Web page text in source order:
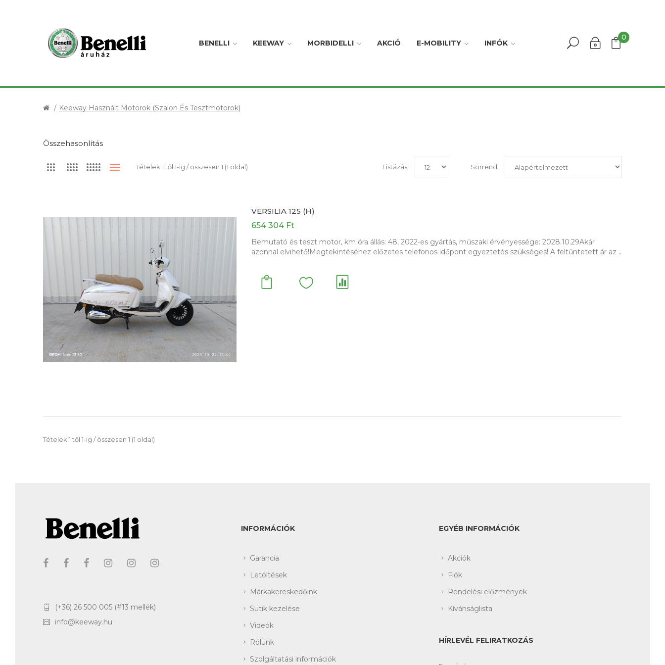
BENELLI KEEWAY MORBIDELLI AKCIÓ E-MOBILITY INFÓK
0
Keeway Használt Motorok (szalon És Tesztmotorok)
Összehasonlítás
Tételek 1 től 1-ig / összesen 1 (1 oldal) Sorrend:
Listázás:
VERSILIA 125 (H)
654 304 Ft
Bemutató és teszt motor, km óra állás: 48, 2022-es gyártás, műszaki érvényessége: 2028.10.29Akár
azonnal elvihető!Megtekintéséhez előzetes telefonos időpont egyeztetés szükséges! A feltűntetett ár az ..
Tételek 1 től 1-ig / összesen 1 (1 oldal)
(+36) 26 500 005 (#13 mellék)
info@keeway.hu
INFORMÁCIÓK
Garancia
Letöltések
Márkakereskedőink
Sütik kezelése
Videók
Rólunk
Szolgáltatási információk
EGYÉB INFORMÁCIÓK
Akciók
Fiók
Rendelési előzmények
Kívánságlista
HÍRLEVÉL FELIRATKOZÁS